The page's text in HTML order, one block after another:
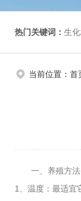
热门关键词： 生化
当前位置： 首
一、养殖方法
1、温度：最适